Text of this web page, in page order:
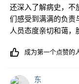
还深入了解病史，不
们感受到满满的负责
人员态度亲切和蔼，
成为第一个点赞的
东